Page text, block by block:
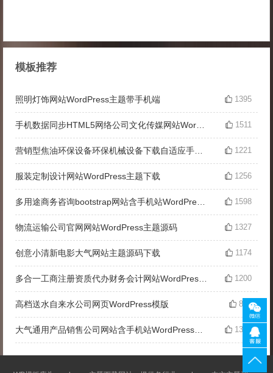
模板推荐
照明灯饰网站WordPress主题带手机端 1395
1511
1221
服装定制设计网站WordPress主题下载 1256
1598
物流运输公司官网网站WordPress主题源码 1327
创意小清新电影大气网站主题源码下载 1174
1200
高档送水自来水公司网页WordPress模版 887
1320